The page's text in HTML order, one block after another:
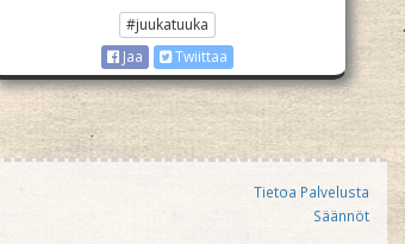
#juukatuuka
Jaa
Twiittaa
Tietoa Palvelusta
Säännöt